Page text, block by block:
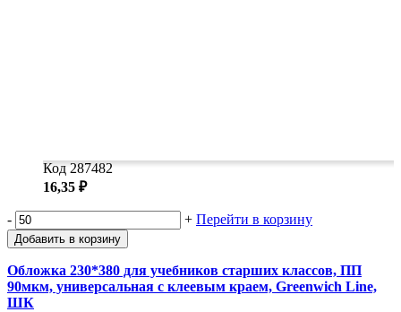
Код 287482
16,35 ₽
- + Перейти в корзину
Добавить в корзину
Обложка 230*380 для учебников старших классов, ПП
90мкм, универсальная с клеевым краем, Greenwich Line,
ШК